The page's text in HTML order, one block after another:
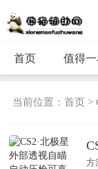
首页 值得
当前位置：首页 >
方法: 1.管理员权限运行辅